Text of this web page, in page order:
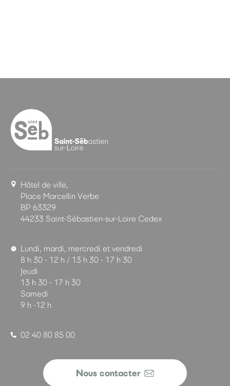
Hôtel de ville,
Place Marcellin Verbe
BP 63329
44233 Saint-Sébastien-sur-Loire Cedex
Lundi, mardi, mercredi et vendredi
8 h 30 - 12 h / 13 h 30 - 17 h 30
Jeudi
13 h 30 - 17 h 30
Samedi
9 h -12 h
02 40 80 85 00
Nous contacter